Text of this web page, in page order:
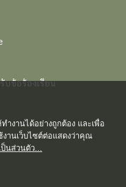
รับข้อร้องเรียน
ำงานได้อย่างถูกต้อง และเพื่อ
งานเว็บไซต์ต่อแสดงว่าคุณ
นส่วนตัว...